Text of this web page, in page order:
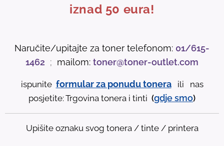
iznad 50 eura!
Naručite/upitajte za toner telefonom: 01/615-
1462 ; mailom: toner@toner-outlet.com
ispunite formular za ponudu tonera
ili nas
posjetite: Trgovina tonera i tinti (gdjesmo)
Upišite oznaku svog tonera / tinte / printera